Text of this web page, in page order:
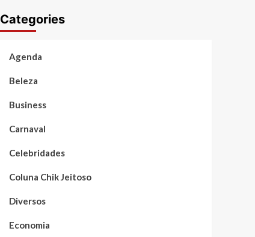
Categories
Agenda
Beleza
Business
Carnaval
Celebridades
Coluna Chik Jeitoso
Diversos
Economia